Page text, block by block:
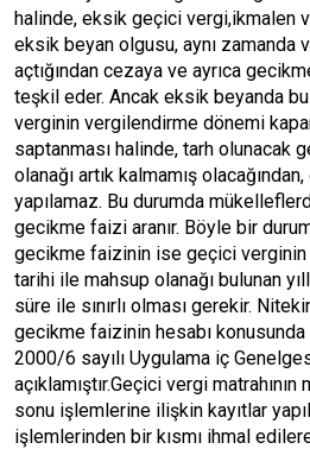
halinde, eksik geçici vergi,ikmalen
eksik beyan olgusu, aynı zamanda
açtığından cezaya ve ayrıca
teşkil eder. Ancak eksik beyanda
verginin vergilendirme dönemi
saptanması halinde, tarh olunacak
olanağı artık kalmamış
yapılamaz. Bu durumda
gecikme faizi aranır. Böyle bir
gecikme faizinin ise geçici
tarihi ile mahsup olanağı bulunan
süre ile sınırlı olması gerekir.
gecikme faizinin hesabı
2000/6 sayılı Uygulama iç
açıklamıştır.Geçici vergi
sonu işlemlerine ilişkin kayıtlar
işlemlerinden bir kısmı ihmal